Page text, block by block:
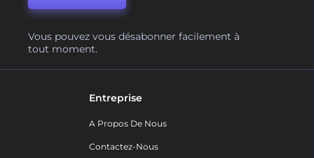
Vous pouvez vous désabonner facilement à
tout moment.
Entreprise
A Propos De Nous
Contactez-Nous